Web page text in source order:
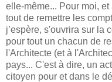
elle-même... Pour moi,
tout de remettre les
j’espère, s'ouvrira sur la
pour tout un chacun de
l'Architecte (et à
pays... C'est à dire, un
citoyen pour et dans le